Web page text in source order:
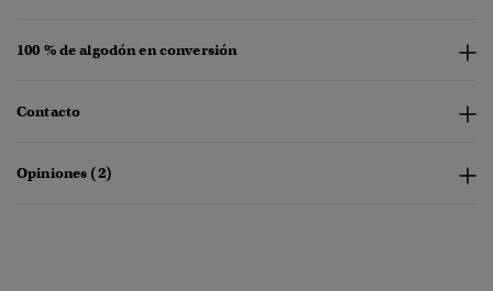
100 % de algodón en conversión
Contacto
Opiniones (2)